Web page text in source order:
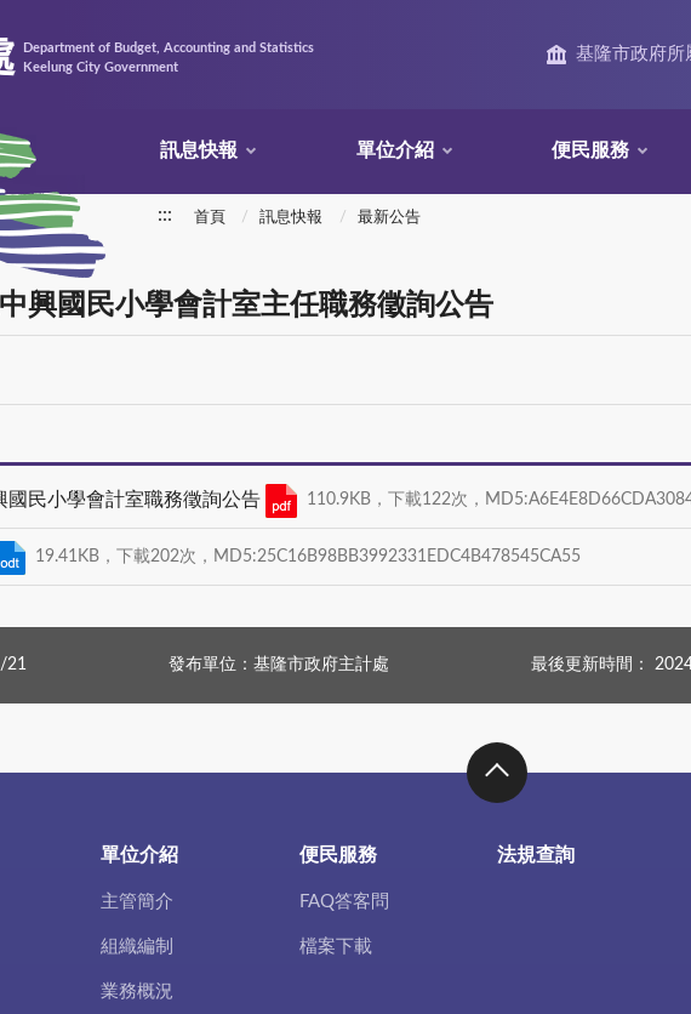
Department of Budget, Accounting and Statistics
Keelung City Government
基隆市政府所
訊息快報 單位介紹 便民服務
::: 首頁 訊息快報 最新公告
興國民小學會計室主任職務徵詢公告
國民小學會計室職務徵詢公告 110.9KB，下載122次，
19.41KB，下載202次，MD5:25C16B98BB3992331EDC4B478545CA55
21 發布單位：基隆市政府主計處 最後更新時間：
單位介紹
主管簡介
組織編制
業務概況
便民服務
FAQ答客問
檔案下載
法規查詢